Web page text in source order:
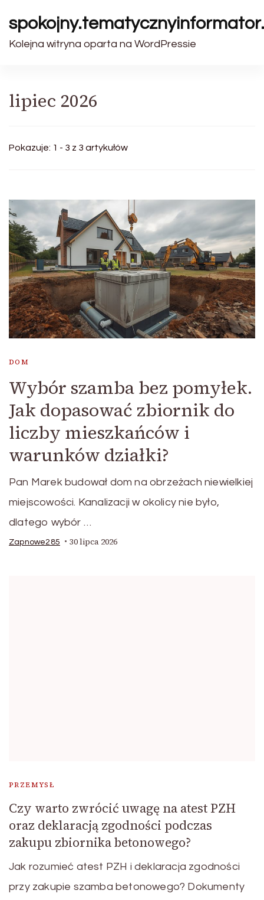
Kolejna witryna oparta na WordPressie
lipiec 2026
Pokazuje: 1 - 3 z 3 artykułów
DOM
Wybór szamba bez pomyłek.
Jak dopasować zbiornik do
liczby mieszkańców i
warunków działki?
Pan Marek budował dom na obrzeżach niewielkiej
miejscowości. Kanalizacji w okolicy nie było,
dlatego wybór …
Zapnowe285 30 lipca 2026
PRZEMYSŁ
Czy warto zwrócić uwagę na atest PZH
oraz deklaracją zgodności podczas
zakupu zbiornika betonowego?
Jak rozumieć atest PZH i deklaracja zgodności
przy zakupie szamba betonowego? Dokumenty